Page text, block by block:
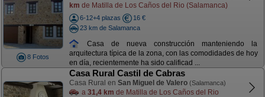
8 Fotos
km de Matilla de Los Caños del Rio (Salamanca)
6-12+4 plazas
16 €
23 km de Salamanca
Casa de nueva construcción manteniendo la
arquitectura típica de la zona, con las comodidades de hoy
en día, recientemente ha sido calificad ...
Casa Rural Castil de Cabras
Casa Rural en San Miguel de Valero (Salamanca)
a 31,4 km de Matilla de Los Caños del Rio